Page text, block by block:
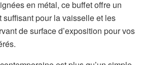
en métal, ce buffet offre un
pour la vaisselle et les
de surface d’exposition pour vos